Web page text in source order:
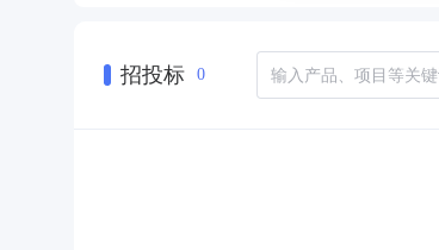
招投标 0